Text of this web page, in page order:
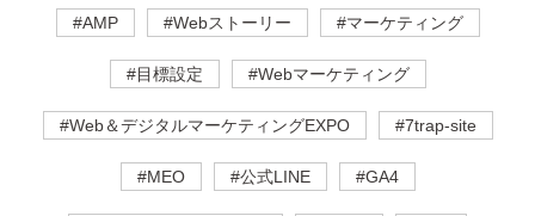
#AMP #Webストーリー #マーケティング
#目標設定 #Webマーケティング
#Web＆デジタルマーケティングEXPO #7trap-site
#MEO #公式LINE #GA4